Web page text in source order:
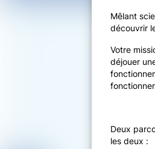
Mêlant
découvrir
Votre
déjouer
Deux
les deux :